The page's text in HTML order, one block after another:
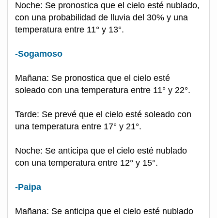
Noche: Se pronostica que el cielo esté nublado,
con una probabilidad de lluvia del 30% y una
temperatura entre 11° y 13°.
-Sogamoso
Mañana: Se pronostica que el cielo esté
soleado con una temperatura entre 11° y 22°.
Tarde: Se prevé que el cielo esté soleado con
una temperatura entre 17° y 21°.
Noche: Se anticipa que el cielo esté nublado
con una temperatura entre 12° y 15°.
-Paipa
Mañana: Se anticipa que el cielo esté nublado